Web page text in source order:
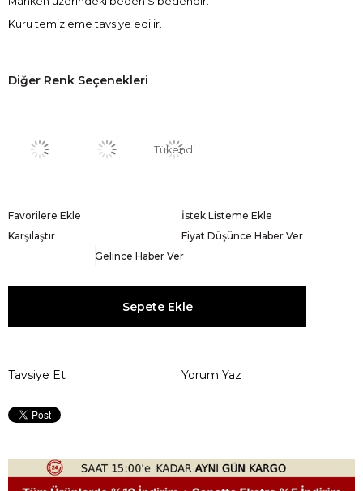
Kuru temizleme tavsiye edilir.
Diğer Renk Seçenekleri
Tükendi
Favorilere Ekle
İstek Listeme Ekle
Karşılaştır
Fiyat Düşünce Haber Ver
Gelince Haber Ver
Tavsiye Et Yorum Yaz